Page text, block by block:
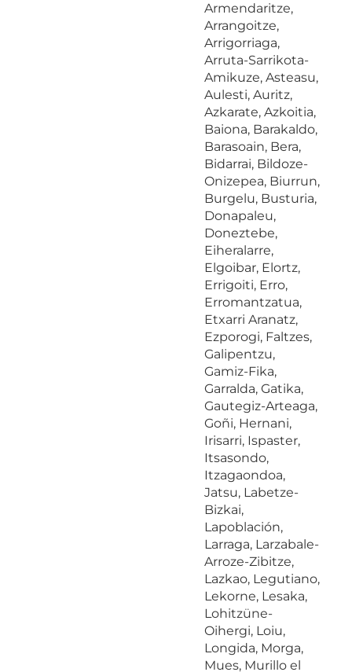
Armendaritze,
Arrangoitze,
Arrigorriaga,
Arruta-Sarrikota-
Amikuze, Asteasu,
Aulesti, Auritz,
Azkarate, Azkoitia,
Baiona, Barakaldo,
Barasoain, Bera,
Bidarrai, Bildoze-
Onizepea, Biurrun,
Burgelu, Busturia,
Donapaleu,
Doneztebe,
Eiheralarre,
Elgoibar, Elortz,
Errigoiti, Erro,
Erromantzatua,
Etxarri Aranatz,
Ezporogi, Faltzes,
Galipentzu,
Gamiz-Fika,
Garralda, Gatika,
Gautegiz-Arteaga,
Goñi, Hernani,
Irisarri, Ispaster,
Itsasondo,
Itzagaondoa,
Jatsu, Labetze-
Bizkai,
Lapoblación,
Larraga, Larzabale-
Arroze-Zibitze,
Lazkao, Legutiano,
Lekorne, Lesaka,
Lohitzüne-
Oihergi, Loiu,
Longida, Morga,
Mues, Murillo el